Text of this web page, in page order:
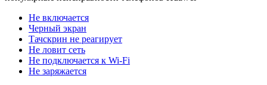
Не включается
Черный экран
Тачскрин не реагирует
Не ловит сеть
Не подключается к Wi-Fi
Не заряжается